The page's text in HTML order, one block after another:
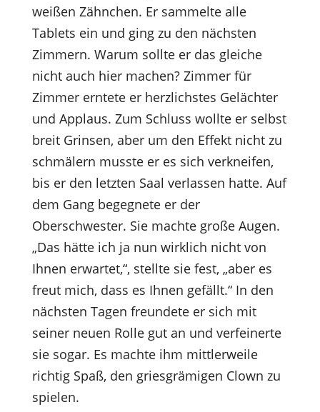
weißen Zähnchen. Er sammelte alle
Tablets ein und ging zu den nächsten
Zimmern. Warum sollte er das gleiche
nicht auch hier machen? Zimmer für
Zimmer erntete er herzlichstes Gelächter
und Applaus. Zum Schluss wollte er selbst
breit Grinsen, aber um den Effekt nicht zu
schmälern musste er es sich verkneifen,
bis er den letzten Saal verlassen hatte. Auf
dem Gang begegnete er der
Oberschwester. Sie machte große Augen.
„Das hätte ich ja nun wirklich nicht von
Ihnen erwartet,“, stellte sie fest, „aber es
freut mich, dass es Ihnen gefällt.“ In den
nächsten Tagen freundete er sich mit
seiner neuen Rolle gut an und verfeinerte
sie sogar. Es machte ihm mittlerweile
richtig Spaß, den griesgrämigen Clown zu
spielen.